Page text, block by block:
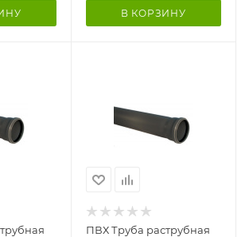
В КОРЗИНУ
ПВХ Труба раструбная